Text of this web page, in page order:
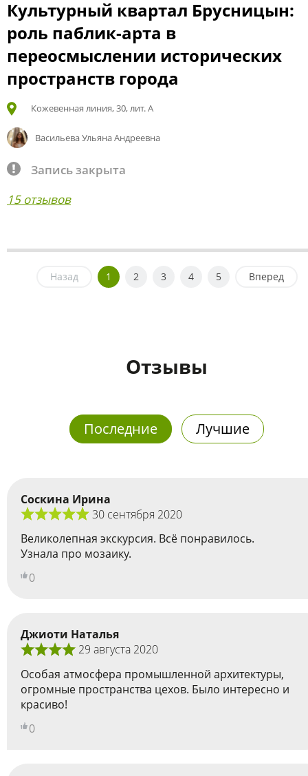
Культурный квартал Брусницын:
роль паблик-арта в
переосмыслении исторических
пространств города
Кожевенная линия, 30, лит. А
Васильева Ульяна Андреевна
Запись закрыта
15 отзывов
Назад 1 2 3 4 5 Вперед
Отзывы
Последние Лучшие
Соскина Ирина
30 сентября 2020
Великолепная экскурсия. Всё понравилось.
Узнала про мозаику.
0
Джиоти Наталья
29 августа 2020
Особая атмосфера промышленной архитектуры,
огромные пространства цехов. Было интересно и
красиво!
0